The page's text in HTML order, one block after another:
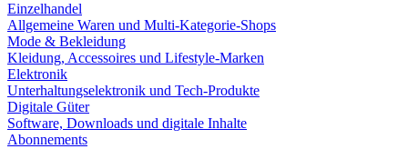
Einzelhandel
Allgemeine Waren und Multi-Kategorie-Shops
Mode & Bekleidung
Kleidung, Accessoires und Lifestyle-Marken
Elektronik
Unterhaltungselektronik und Tech-Produkte
Digitale Güter
Software, Downloads und digitale Inhalte
Abonnements